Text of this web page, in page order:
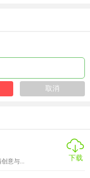
友沟通，共同应对各
】
游戏内容和多样的玩
玩家可以更自由地探
加了游戏的可玩性和
试的科幻生存冒险游
意与...
下载